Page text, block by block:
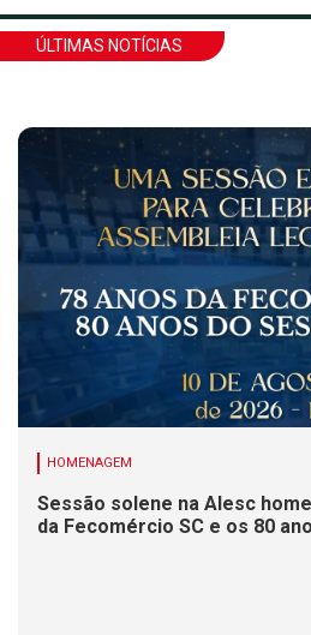
ÚLTIMAS NOTÍCIAS
HOMENAGEM
Sessão solene na Alesc
da Fecomércio SC e os 80